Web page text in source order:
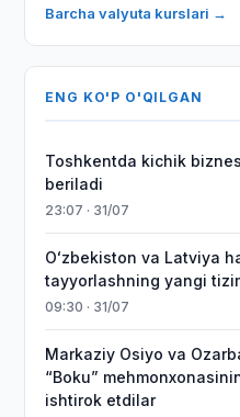
Barcha valyuta kurslari →
ENG KO'P O'QILGAN
Toshkentda kichik
beriladi
23:07 · 31/07
Oʻzbekiston va Latviya
tayyorlashning yangi
09:30 · 31/07
Markaziy Osiyo va
“Boku”
ishtirok etdilar